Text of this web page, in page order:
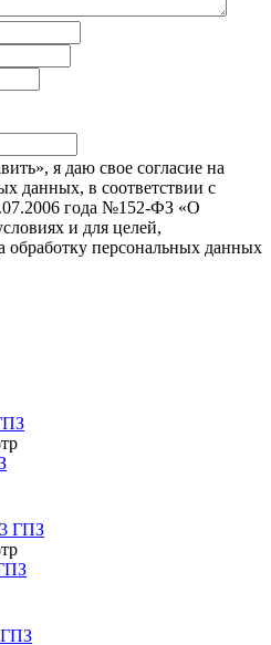
я даю свое согласие на
данных, в соответствии с
года №152-ФЗ «О
и для целей,
обработку персональных данных